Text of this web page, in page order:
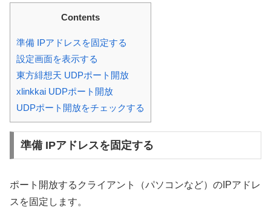
Contents
準備 IPアドレスを固定する
設定画面を表示する
東方緋想天 UDPポート開放
xlinkkai UDPポート開放
UDPポート開放をチェックする
準備 IPアドレスを固定する
ポート開放するクライアント（パソコンなど）のIPアドレ
スを固定します。